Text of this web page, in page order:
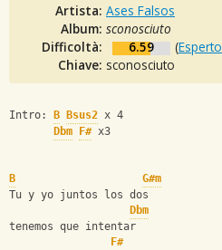
Artista: Ases Falsos
Album: sconosciuto
Difficoltà:
6.59 (Esperto
Chiave: sconosciuto
Intro: B Bsus2 x 4
Dbm
F# x3
B
G#m
Tu y yo juntos los dos
Dbm
tenemos que intentar
F#